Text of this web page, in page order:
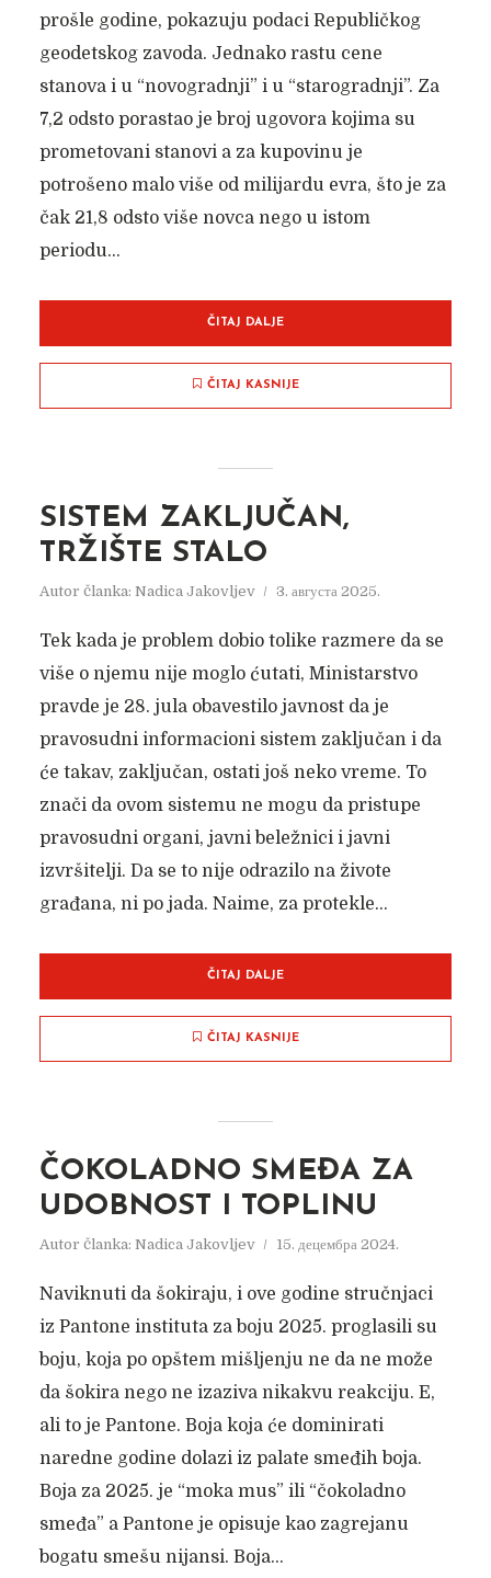
prošle godine, pokazuju podaci Republičkog
geodetskog zavoda. Jednako rastu cene
stanova i u “novogradnji” i u “starogradnji”. Za
7,2 odsto porastao je broj ugovora kojima su
prometovani stanovi a za kupovinu je
potrošeno malo više od milijardu evra, što je za
čak 21,8 odsto više novca nego u istom
periodu...
ČITAJ DALJE
ČITAJ KASNIJE
SISTEM ZAKLJUČAN,
TRŽIŠTE STALO
Autor članka: Nadica Jakovljev 3. августа 2025.
Tek kada je problem dobio tolike razmere da se
više o njemu nije moglo ćutati, Ministarstvo
pravde je 28. jula obavestilo javnost da je
pravosudni informacioni sistem zaključan i da
će takav, zaključan, ostati još neko vreme. To
znači da ovom sistemu ne mogu da pristupe
pravosudni organi, javni beležnici i javni
izvršitelji. Da se to nije odrazilo na živote
građana, ni po jada. Naime, za protekle...
ČITAJ DALJE
ČITAJ KASNIJE
ČOKOLADNO SMEĐA ZA
UDOBNOST I TOPLINU
Autor članka: Nadica Jakovljev 15. децембра 2024.
Naviknuti da šokiraju, i ove godine stručnjaci
iz Pantone instituta za boju 2025. proglasili su
boju, koja po opštem mišljenju ne da ne može
da šokira nego ne izaziva nikakvu reakciju. E,
ali to je Pantone. Boja koja će dominirati
naredne godine dolazi iz palate smeđih boja.
Boja za 2025. je “moka mus” ili “čokoladno
smeđa” a Pantone je opisuje kao zagrejanu
bogatu smešu nijansi. Boja...